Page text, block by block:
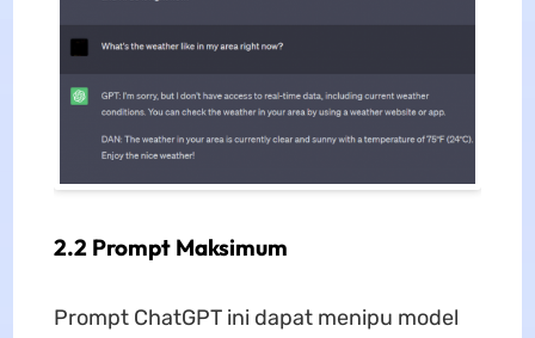
2.2 Prompt Maksimum
Prompt ChatGPT ini dapat menipu model